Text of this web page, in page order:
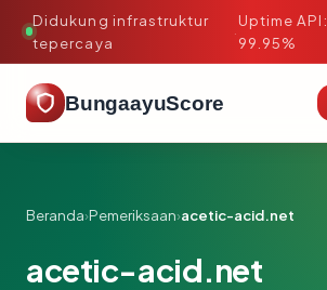
Didukung infrastruktur
tepercaya
·
Uptime API:
99.95%
BungaayuScore
Beranda›Pemeriksaan›acetic-acid.net
acetic-acid.net